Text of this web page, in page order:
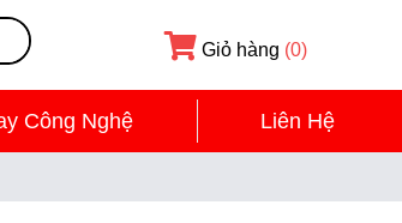
Giỏ hàng (0)
Công Nghệ Liên Hệ